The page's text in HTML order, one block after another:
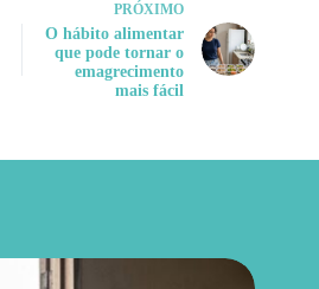
PRÓXIMO
O hábito alimentar
que pode tornar o
emagrecimento
mais fácil